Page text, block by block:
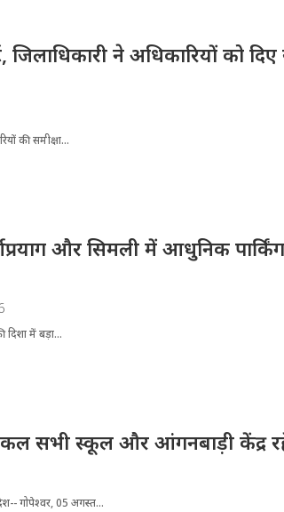
जिलाधिकारी ने अधिकारियों को
की समीक्षा...
और सिमली में आधुनिक पार्किंग
दिशा में बड़ा...
कल सभी स्कूल और आंगनबाड़ी केंद्र
गोपेश्वर, 05 अगस्त...